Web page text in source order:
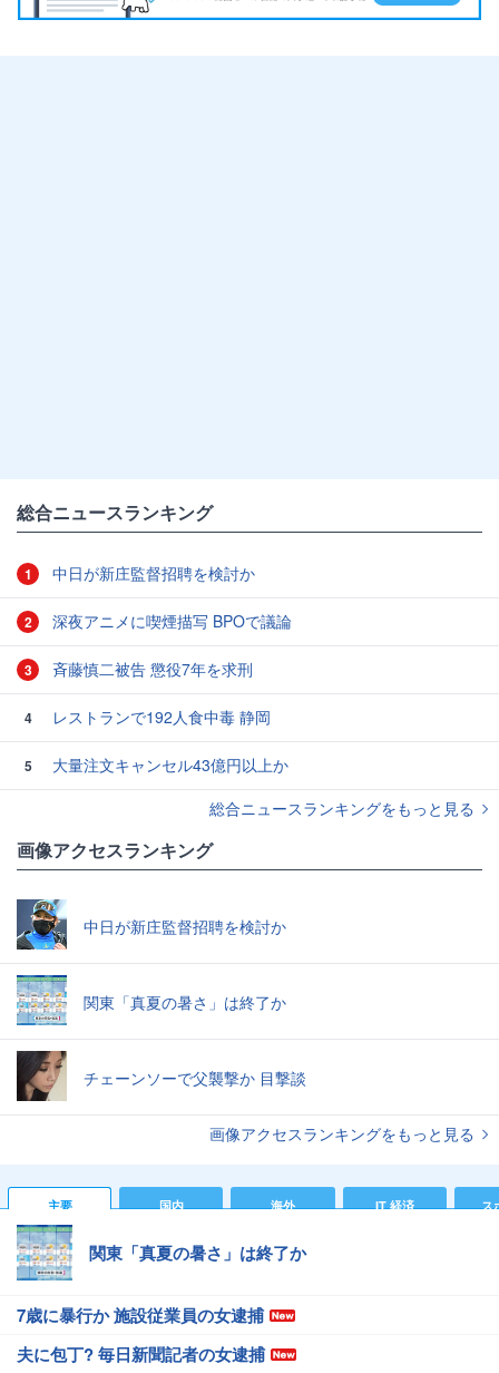
総合ニュースランキング
1 中日が新庄監督招聘を検討か
2 深夜アニメに喫煙描写 BPOで議論
3 斉藤慎二被告 懲役7年を求刑
4 レストランで192人食中毒 静岡
5
大量注文キャンセル43億円以上か
総合ニュースランキングをもっと見る
画像アクセスランキング
中日が新庄監督招聘を検討か
関東「真夏の暑さ」は終了か
チェーンソーで父襲撃か 目撃談
画像アクセスランキングをもっと見る
主要 国内 海外 IT 経済 ス
関東「真夏の暑さ」は終了か
7歳に暴行か 施設従業員の女逮捕
夫に包丁? 毎日新聞記者の女逮捕